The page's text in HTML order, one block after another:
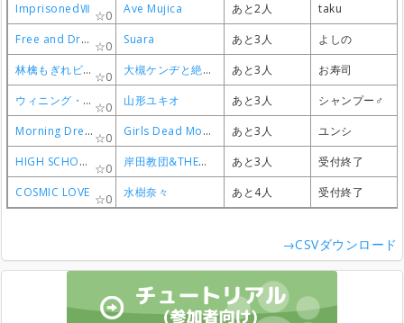
ImprisonedⅦ
0 Ave Mujica あと2人
taku
Free and Dream
0 Suara あと3人
よしの
林檎もぎれビーム！
0 大槻ケンヂと絶望少女達 あと3人
お寿司
ウィニング・ラン！-風になりたい- 爆走兄弟レッツ＆ゴー!!OP
0 山形ユキオ あと3人
シャンプー♂
Morning Dreamer
0 Girls Dead Monster あと3人
ユンシ
HIGH SCHOOL OF THE DEAD
0 岸田教団&THE明星ロケッツ あと3人
受付終了
COSMIC LOVE
0 水樹奈々 あと4人 受付終了
ImprisonedⅦ
0 Ave Mujica あと2人
taku
Free and Dream
0 Suara あと3人
よしの
林檎もぎれビーム！
0 大槻ケンヂと絶望少女達 あと3人
お寿司
ウィニング・ラン！-風になりたい- 爆走兄弟レッツ＆ゴー!!OP
0 山形ユキオ あと3人
シャンプー♂
Morning Dreamer
0 Girls Dead Monster あと3人
ユンシ
HIGH SCHOOL OF THE DEAD
0 岸田教団&THE明星ロケッツ あと3人
受付終了
COSMIC LOVE
0 水樹奈々 あと4人 受付終了
ImprisonedⅦ
0 Ave Mujica あと2人
taku
Free and Dream
0 Suara あと3人
よしの
林檎もぎれビーム！
0 大槻ケンヂと絶望少女達 あと3人
お寿司
ウィニング・ラン！-風になりたい- 爆走兄弟レッツ＆ゴー!!OP
0 山形ユキオ あと3人
シャンプー♂
Morning Dreamer
0 Girls Dead Monster あと3人
ユンシ
HIGH SCHOOL OF THE DEAD
0 岸田教団&THE明星ロケッツ あと3人
受付終了
COSMIC LOVE
0 水樹奈々 あと4人 受付終了
ImprisonedⅦ
0 Ave Mujica あと2人
taku
Free and Dream
0 Suara あと3人
よしの
林檎もぎれビーム！
0 大槻ケンヂと絶望少女達 あと3人
お寿司
ウィニング・ラン！-風になりたい- 爆走兄弟レッツ＆ゴー!!OP
0 山形ユキオ あと3人
シャンプー♂
Morning Dreamer
0 Girls Dead Monster あと3人
ユンシ
HIGH SCHOOL OF THE DEAD
0 岸田教団&THE明星ロケッツ あと3人
受付終了
COSMIC LOVE
0 水樹奈々 あと4人 受付終了
→CSVダウンロード